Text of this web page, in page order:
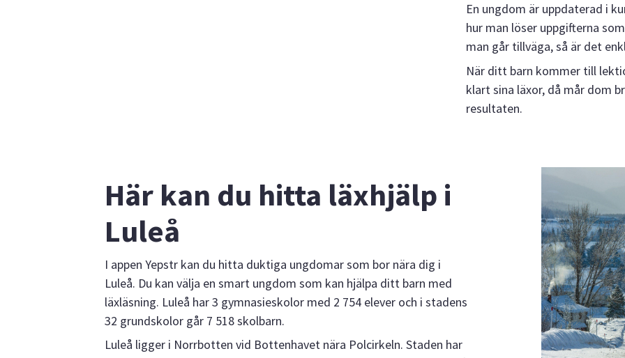
En ungdom är uppdaterad i
hur man löser uppgifterna
man går tillväga, så är det
När ditt barn kommer till
klart sina läxor, då mår dom
resultaten.
Här kan du hitta läxhjälp i
Luleå
I appen Yepstr kan du hitta duktiga ungdomar som bor nära dig i
Luleå. Du kan välja en smart ungdom som kan hjälpa ditt barn med
läxläsning. Luleå har 3 gymnasieskolor med 2 754 elever och i stadens
32 grundskolor går 7 518 skolbarn.
Luleå ligger i Norrbotten vid Bottenhavet nära Polcirkeln. Staden har